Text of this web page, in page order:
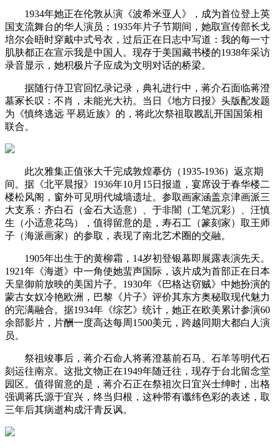
1934年她正在伦敦从演《波希米亚人》，成为首位登上英
国支流舞台的华人演员；1935年片子节期间，她取宣传部长戈
培尔会晤时穿戴中式号衣，过后正在日志中写道：我的每一寸
肌肤都正在宣示我是中国人。现存于美国藏书楼的1938年采访
录音显示，她积极片子应成为文明对话的桥梁。
据随行侍卫官回忆录记录，典礼进行中，蒋介石面临蒋澄
墓冢长叹：不肖，未能光大祊。当日《地方日报》头版配发题
为《慎终逃远 平易近族》的，将此次祭祖取戡乱开国国策相
联合。
此次雅集正值张大千完成敦煌摹仿（1935-1936）返京期
间。据《北平晨报》1936年10月15日报道，宴席设于春华楼二
楼松风阁，窗外可见明代城墙遗址。参取画家涵盖京津画派三
大支系：齐白石（金石大适意）、于非闇（工笔沉彩）、汪慎
生（小适意花鸟），值得留意的是，寿石工（篆刻家）取王师
子（海派画家）的参取，表现了南北艺术圈的交融。
1905年出生于的黄柳霜，14岁初登银幕即展露表演先天。
1921年《海逝》中一角使她蜚声国际，该片成为首部正在日本
天皇御前放映的美国片子。1930年《巴格达窃贼》中她扮演的
蒙古女奴冷艳欧洲，巴黎《片子》评价其东方奥秘取现代魅力
的完满融合。据1934年《综艺》统计，她正在欧美累计参演60
余部影片，片酬一度高达每周1500美元，跨越同期大都白人演
员。
祭祖竣事后，蒋介石命人将蒋澄墓前石马、石羊等明代石
刻运往南京。这批文物正在1949年随迁往，现存于台北留念堂
园区。值得留意的是，蒋介石正在祭祖次日宜兴士绅时，出格
强调蒋氏源于宜兴，终当归根，这种带有谶纬色彩的表述，取
三年后其病逝构成汗青反讽。